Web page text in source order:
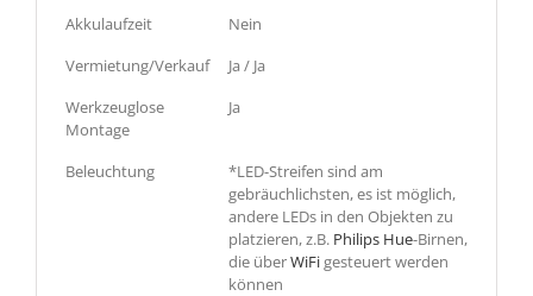
Akkulaufzeit
Nein
Vermietung/Verkauf
Ja / Ja
Werkzeuglose
Montage
Ja
Beleuchtung
*LED-Streifen sind am
gebräuchlichsten, es ist möglich,
andere LEDs in den Objekten zu
platzieren, z.B. Philips Hue-Birnen,
die überWiFigesteuert werden
können